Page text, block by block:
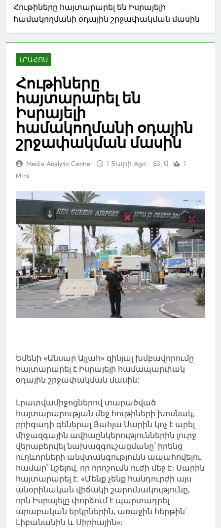
Հութիները հայտարարել են Իսրայելի
համակողմանի օդային շրջափակման մասին
ԼՐԱՀՈՍ
Հութիները
հայտարարել են
Իսրայելի
համակողմանի օդային
շրջափակման մասին
Media Analytic Centre 1 Տարի Ago 0
1
Mins
Եմենի «Անսար Ալլահ» զինյալ խմբավորումը
հայտարարել է Իսրայելի համապարփակ
օդային շրջափակման մասին:
Լրատվամիջոցներով տարածված
հայտարարության մեջ հութիների խոսնակ,
բրիգադի գեներալ Յահյա Սարին կոչ է արել
միջազգային ավիաընկերություններին լուրջ
վերաբերվել նախազգուշացմանը՝ իրենց
ուղևորների անվտանգությունն ապահովելու
համար՝ նշելով, որ որոշումն ուժի մեջ է։ Սարին
հայտարարել է. «Մենք չենք հանդուրժի այս
անօրինական վիճակի շարունակությունը,
որն Իսրայելը փորձում է պարտադրել
արաբական երկրներին, առաջին հերթին՝
Լիբանանին և Սիրիային»։